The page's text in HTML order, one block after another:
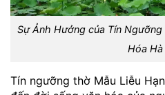
Sự Ảnh Hưởng của Tín
Hóa
Tín ngưỡng thờ Mẫu Liễu